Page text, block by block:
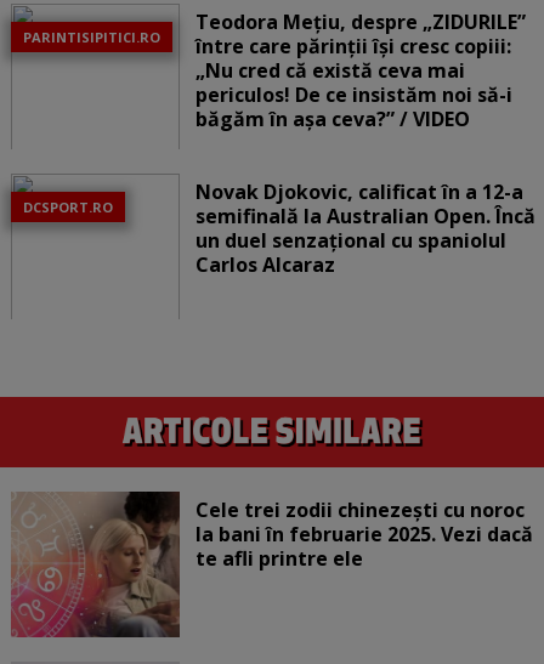
PARINTISIPITICI.RO
Teodora Mețiu, despre „ZIDURILE”
între care părinții își cresc copiii:
„Nu cred că există ceva mai
periculos! De ce insistăm noi să-i
băgăm în așa ceva?” / VIDEO
DCSPORT.RO
Novak Djokovic, calificat în a 12-a
semifinală la Australian Open. Încă
un duel senzațional cu spaniolul
Carlos Alcaraz
Cele trei zodii chinezești cu noroc
la bani în februarie 2025. Vezi dacă
te afli printre ele